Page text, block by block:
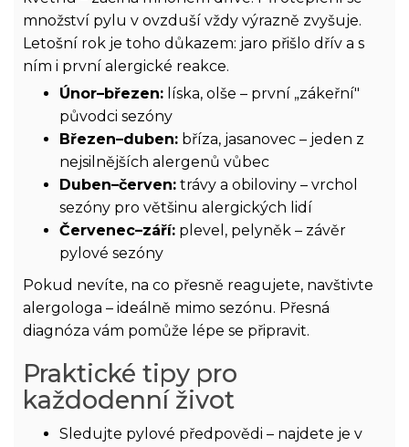
množství pylu v ovzduší vždy výrazně zvyšuje.
Letošní rok je toho důkazem: jaro přišlo dřív a s
ním i první alergické reakce.
Únor–březen: líska, olše – první „zákeřní"
původci sezóny
Březen–duben: bříza, jasanovec – jeden z
nejsilnějších alergenů vůbec
Duben–červen: trávy a obiloviny – vrchol
sezóny pro většinu alergických lidí
Červenec–září: plevel, pelyněk – závěr
pylové sezóny
Pokud nevíte, na co přesně reagujete, navštivte
alergologa – ideálně mimo sezónu. Přesná
diagnóza vám pomůže lépe se připravit.
Praktické tipy pro
každodenní život
Sledujte pylové předpovědi – najdete je v